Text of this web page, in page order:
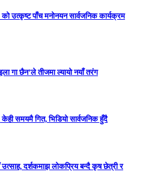
उत्कृष्ट पाँच मनोनयन सार्वजनिक कार्यक्रम
गा छैन’ले तीजमा ल्यायो नयाँ तरंग
केही समयमै गित, भिडियो सार्वजनिक हुँदै
उत्साह, दर्शकमाझ लोकप्रिय बन्दै कृष छेत्री र